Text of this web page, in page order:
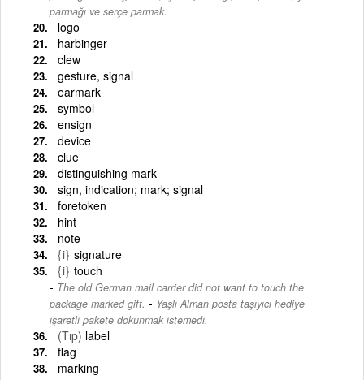
parmağı ve serçe parmak.
logo
harbinger
clew
gesture, signal
earmark
symbol
ensign
device
clue
distinguishing mark
sign, indication; mark; signal
foretoken
hint
note
{i} signature
{i} touch
The old German mail carrier did not want to touch the
package marked gift. - Yaşlı Alman posta taşıyıcı hediye
işaretli pakete dokunmak istemedi.
(Tıp) label
flag
marking